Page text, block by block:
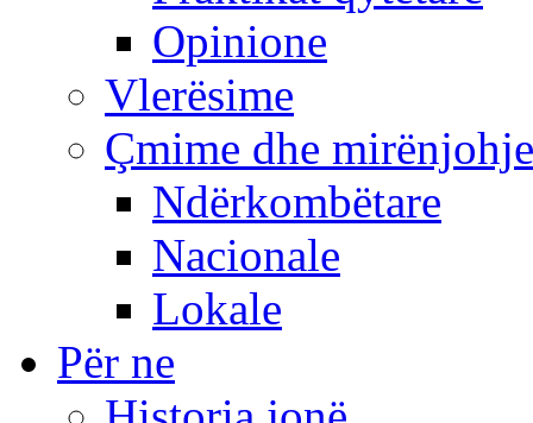
Opinione
Vlerësime
Çmime dhe mirënjohje
Ndërkombëtare
Nacionale
Lokale
Për ne